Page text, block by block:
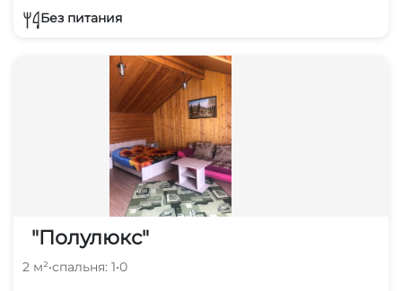
Без питания
"Полулюкс"
2 м²•спальня: 1•0